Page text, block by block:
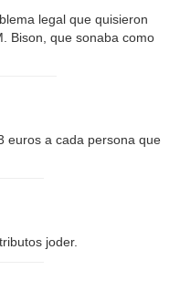
legal que quisieron
Bison, que sonaba como
euros a cada persona que
joder.